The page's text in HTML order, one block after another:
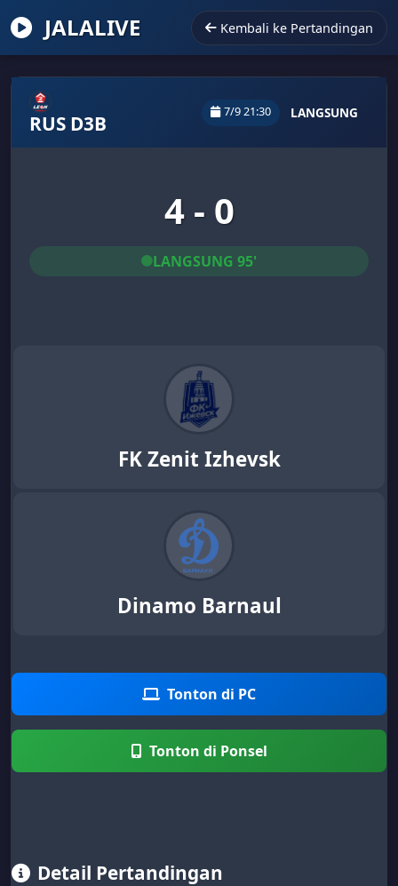
JALALIVE Kembali ke Pertandingan
RUS D3B
7/9 21:30 LANGSUNG
FK Zenit Izhevsk
4 - 0
LANGSUNG 95'
Dinamo Barnaul
Tonton di PC
Tonton di Ponsel
Detail Pertandingan